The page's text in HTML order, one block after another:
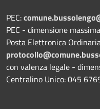
PEC:
PEC - dimensione
Posta Elettronica
con valenza legale -
Centralino Unico: 045